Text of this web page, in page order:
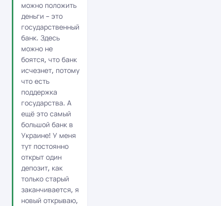
можно положить
деньги – это
государственный
банк. Здесь
можно не
боятся, что банк
исчезнет, потому
что есть
поддержка
государства. А
ещё это самый
большой банк в
Украине! У меня
тут постоянно
открыт один
депозит, как
только старый
заканчивается, я
новый открываю,